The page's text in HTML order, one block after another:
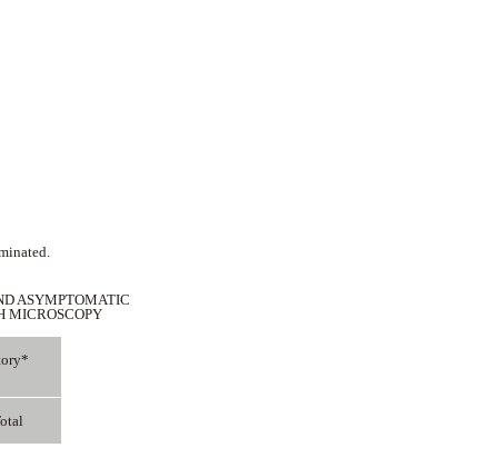
ASYMPTOMATIC
MICROSCOPY